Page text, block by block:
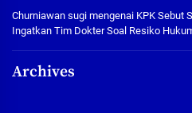
Churniawan sugi mengenai KPK Sebut
Ingatkan Tim Dokter Soal Resiko
Archives